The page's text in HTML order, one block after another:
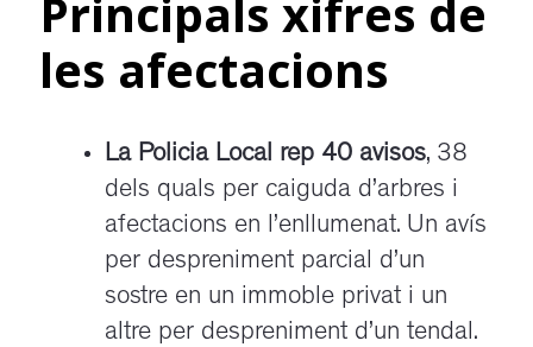
Principals xifres de
les afectacions
La Policia Local rep 40 avisos, 38
dels quals per caiguda d’arbres i
afectacions en l’enllumenat. Un avís
per despreniment parcial d’un
sostre en un immoble privat i un
altre per despreniment d’un tendal.